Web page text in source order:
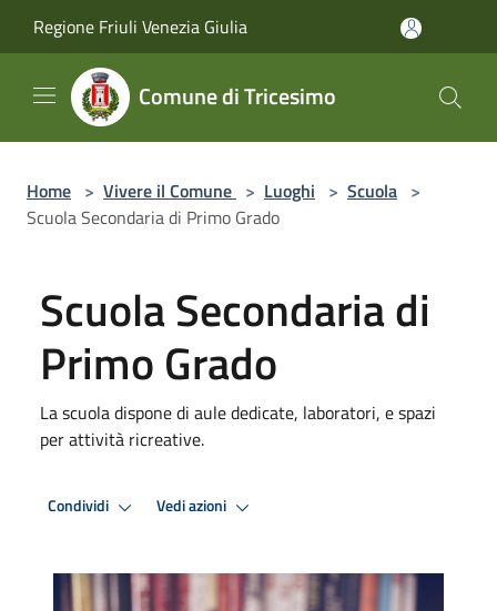
Regione Friuli Venezia Giulia
Comune di Tricesimo
Home > Vivere il Comune > Luoghi > Scuola >
Scuola Secondaria di Primo Grado
Scuola Secondaria di
Primo Grado
La scuola dispone di aule dedicate, laboratori, e spazi
per attività ricreative.
Condividi Vedi azioni